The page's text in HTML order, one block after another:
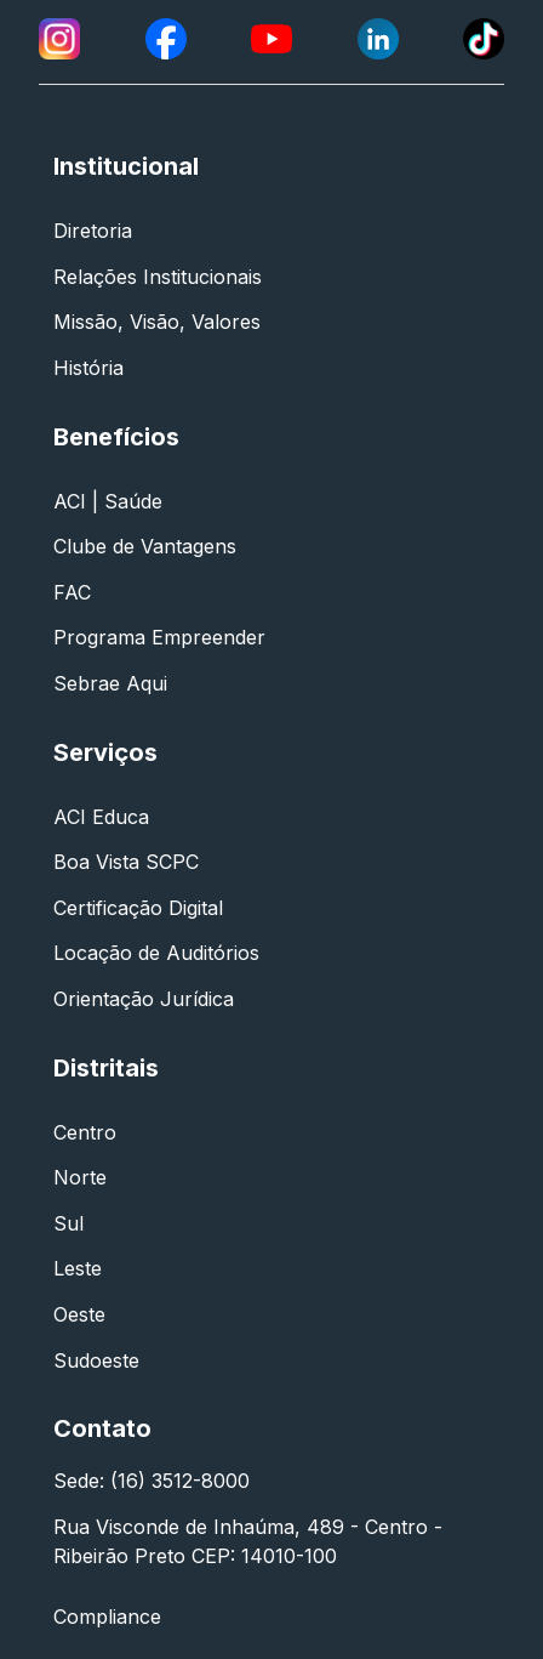
Institucional
Diretoria
Relações Institucionais
Missão, Visão, Valores
História
Benefícios
ACI | Saúde
Clube de Vantagens
FAC
Programa Empreender
Sebrae Aqui
Serviços
ACI Educa
Boa Vista SCPC
Certificação Digital
Locação de Auditórios
Orientação Jurídica
Distritais
Centro
Norte
Sul
Leste
Oeste
Sudoeste
Contato
Sede: (16) 3512-8000
Rua Visconde de Inhaúma, 489 - Centro -
Ribeirão Preto CEP: 14010-100
Compliance